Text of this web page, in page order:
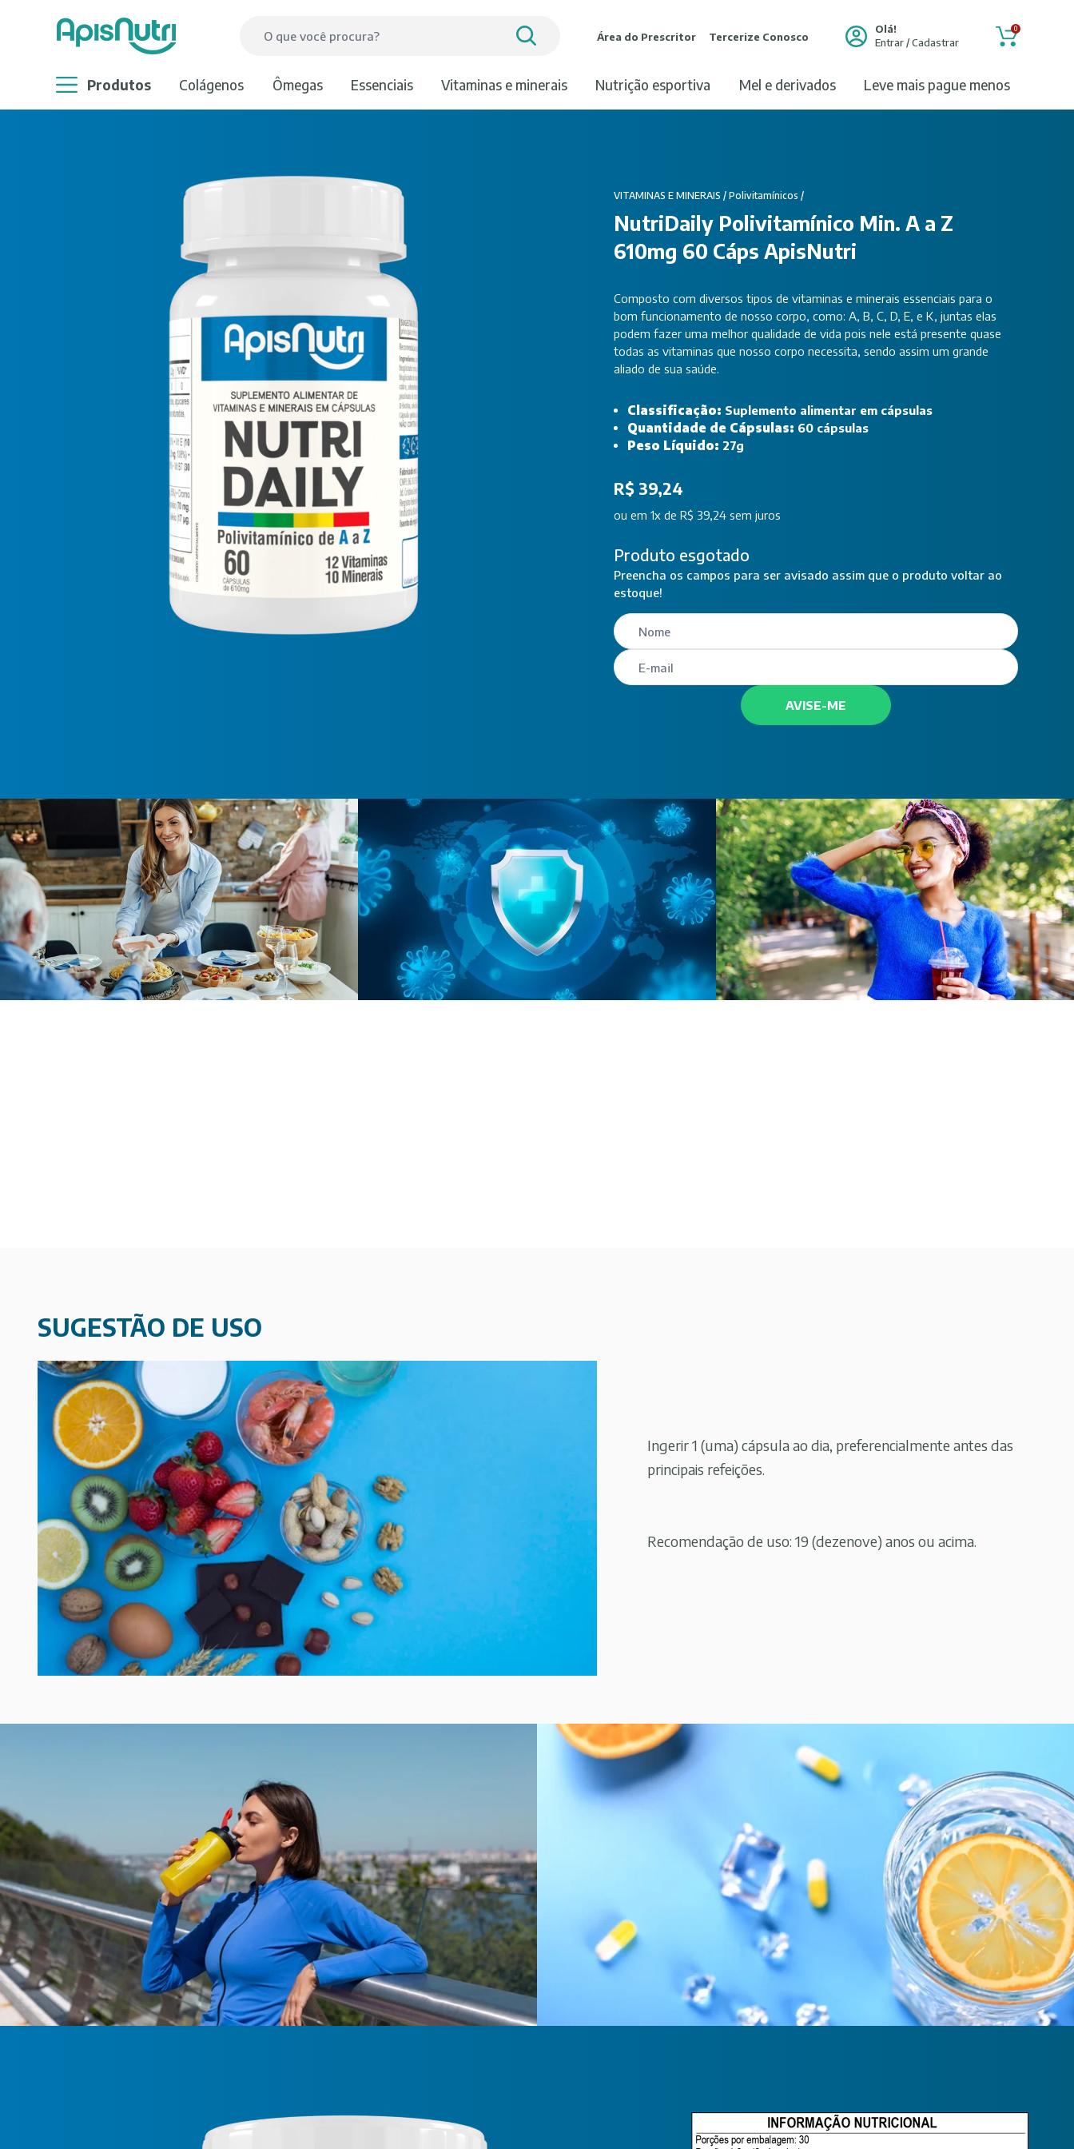
Área do Prescritor Tercerize Conosco
Olá!
Entrar / Cadastrar
0
produtos colágenos ômegas essenciais vitaminas e minerais nutrição esportiva mel e derivados leve mais pague menos
VITAMINAS E MINERAIS /Polivitamínicos /
NutriDaily Polivitamínico Min. A a Z
610mg 60 Cáps ApisNutri
Composto com diversos tipos de vitaminas e minerais essenciais para o
bom funcionamento de nosso corpo, como: A, B, C, D, E, e K, juntas elas
podem fazer uma melhor qualidade de vida pois nele está presente quase
todas as vitaminas que nosso corpo necessita, sendo assim um grande
aliado de sua saúde.
Classificação: Suplemento alimentar em cápsulas
Quantidade de Cápsulas: 60 cápsulas
Peso Líquido: 27g
R$ 39,24
ouem 1x de R$ 39,24 sem juros
Produto esgotado
Preencha os campos para ser avisado assim que o produto voltar ao
estoque!
AVISE-ME
SUGESTÃO DE USO
Ingerir 1 (uma) cápsula ao dia, preferencialmente antes das
principais refeições.
Recomendação de uso: 19 (dezenove) anos ou acima.